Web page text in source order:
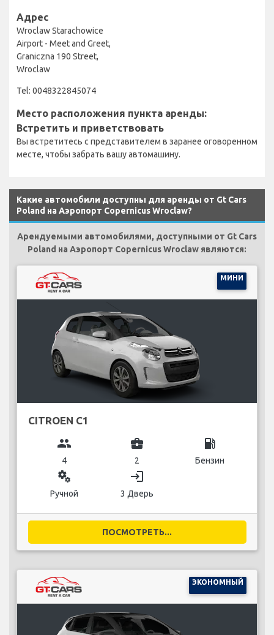
Адрес
Wroclaw Starachowice
Airport - Meet and Greet,
Graniczna 190 Street,
Wroclaw
Tel: 0048322845074
Место расположения пункта аренды:
Встретить и приветствовать
Вы встретитесь с представителем в заранее оговоренном
месте, чтобы забрать вашу автомашину.
Какие автомобили доступны для аренды от Gt Cars
Poland на Аэропорт Copernicus Wroclaw?
Арендуемыми автомобилями, доступными от Gt Cars
Poland на Аэропорт Copernicus Wroclaw являются:
МИНИ
CITROEN C1
group
4
business_center
2
local_gas_station
Бензин
miscellaneous_services
Ручной
login
3 Дверь
ПОСМОТРЕТЬ...
ЭКОНОМНЫЙ